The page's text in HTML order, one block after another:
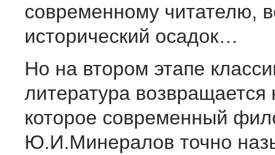
современному читателю,
исторический осадок…
Но на втором этапе
литература возвращается
которое современный
Ю.И.Минералов точно